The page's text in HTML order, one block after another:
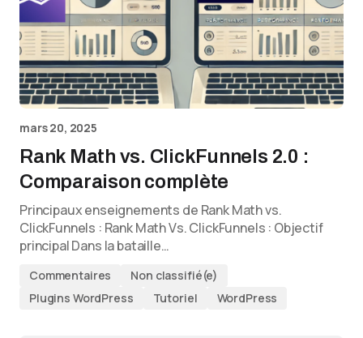
mars 20, 2025
Rank Math vs. ClickFunnels 2.0 :
Comparaison complète
Principaux enseignements de Rank Math vs.
ClickFunnels : Rank Math Vs. ClickFunnels : Objectif
principal Dans la bataille…
Commentaires
Non classifié(e)
Plugins WordPress
Tutoriel WordPress